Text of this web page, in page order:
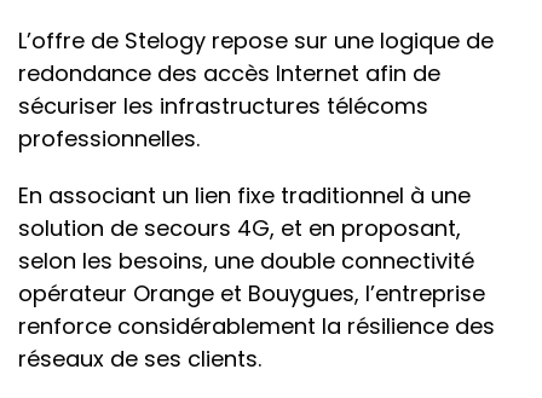
L’offre de Stelogy repose sur une logique de
redondance des accès Internet afin de
sécuriser les infrastructures télécoms
professionnelles.
En associant un lien fixe traditionnel à une
solution de secours 4G, et en proposant,
selon les besoins, une double connectivité
opérateur Orange et Bouygues, l’entreprise
renforce considérablement la résilience des
réseaux de ses clients.